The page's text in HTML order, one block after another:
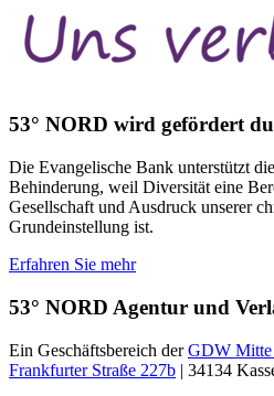
53° NORD wird gefördert
Die Evangelische Bank unterstützt
Behinderung, weil Diversität eine
Gesellschaft und Ausdruck unserer
Grundeinstellung ist.
Erfahren Sie mehr
53° NORD Agentur und
Ein Geschäftsbereich derGDW Mitte
Frankfurter Straße 227b | 34134